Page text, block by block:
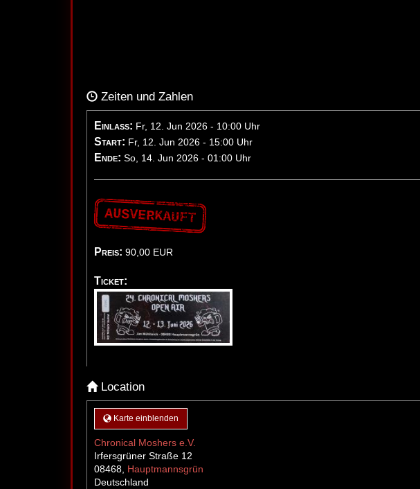
Zeiten und Zahlen
Einlass: Fr, 12. Jun 2026 - 10:00 Uhr
Start: Fr, 12. Jun 2026 - 15:00 Uhr
Ende: So, 14. Jun 2026 - 01:00 Uhr
AUSVERKAUFT
Preis: 90,00 EUR
Ticket:
Location
Karte einblenden
Chronical Moshers e.V.
Irfersgrüner Straße 12
08468, Hauptmannsgrün
Deutschland